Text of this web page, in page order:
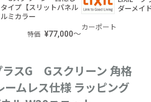
イプ【スリットパネル
ミカラー
特価 ¥77,000～
ダーメイ
カーポート
スG Gスクリーン 角格
ームレス仕様 ラッピング